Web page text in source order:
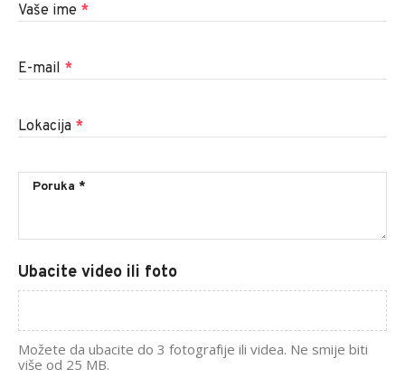
Vaše ime *
E-mail *
Lokacija *
Ubacite video ili foto
Možete da ubacite do 3 fotografije ili videa. Ne smije biti
više od 25 MB.